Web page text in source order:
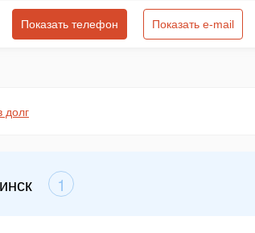
Показать телефон Показать e-mail
долг
1